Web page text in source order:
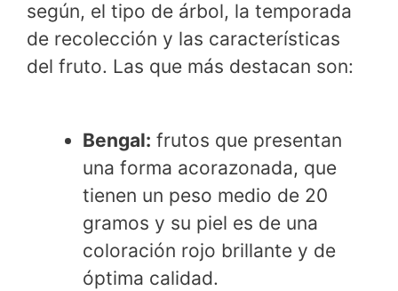
según, el tipo de árbol, la temporada
de recolección y las características
del fruto. Las que más destacan son:
Bengal: frutos que presentan
una forma acorazonada, que
tienen un peso medio de 20
gramos y su piel es de una
coloración rojo brillante y de
óptima calidad.